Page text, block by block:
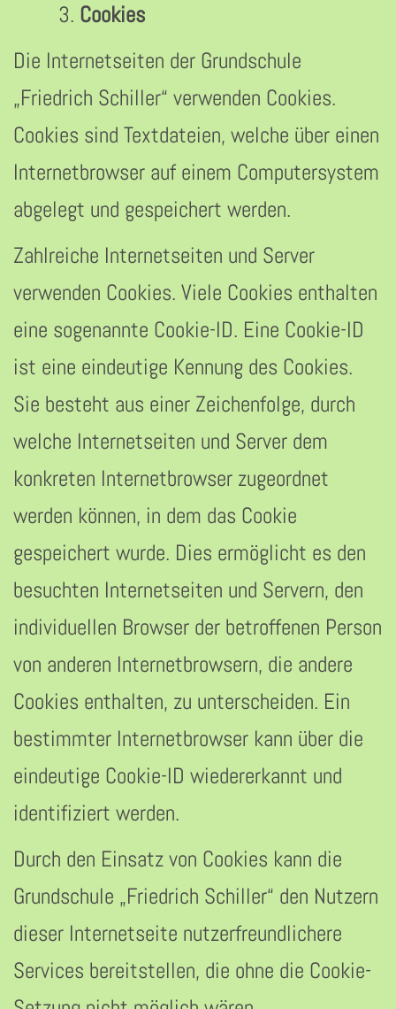
Cookies
Die Internetseiten der Grundschule
„Friedrich Schiller“ verwenden Cookies.
Cookies sind Textdateien, welche über einen
Internetbrowser auf einem Computersystem
abgelegt und gespeichert werden.
Zahlreiche Internetseiten und Server
verwenden Cookies. Viele Cookies enthalten
eine sogenannte Cookie-ID. Eine Cookie-ID
ist eine eindeutige Kennung des Cookies.
Sie besteht aus einer Zeichenfolge, durch
welche Internetseiten und Server dem
konkreten Internetbrowser zugeordnet
werden können, in dem das Cookie
gespeichert wurde. Dies ermöglicht es den
besuchten Internetseiten und Servern, den
individuellen Browser der betroffenen Person
von anderen Internetbrowsern, die andere
Cookies enthalten, zu unterscheiden. Ein
bestimmter Internetbrowser kann über die
eindeutige Cookie-ID wiedererkannt und
identifiziert werden.
Durch den Einsatz von Cookies kann die
Grundschule „Friedrich Schiller“ den Nutzern
dieser Internetseite nutzerfreundlichere
Services bereitstellen, die ohne die Cookie-